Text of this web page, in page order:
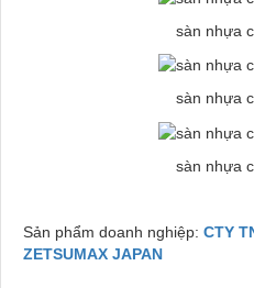
sàn nhựa
sàn nhựa
sàn nhựa
Sản phẩm doanh nghiệp: CTY
ZETSUMAX JAPAN